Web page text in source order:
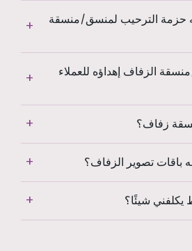
حزمة الترحيب لمنسق/منسقة
الزفاف إهداؤه للعملاء
زفاف؟
باقات تصوير الزفاف؟
يكلفني شيئًا؟